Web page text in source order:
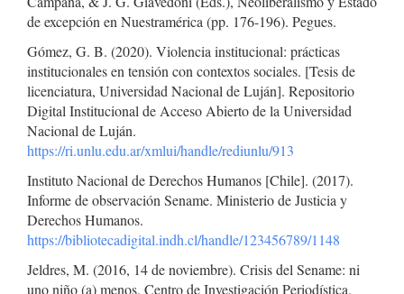
de excepción en Nuestramérica (pp. 176-196). Pegues.
Gómez, G. B. (2020). Violencia institucional: prácticas
institucionales en tensión con contextos sociales. [Tesis de
licenciatura, Universidad Nacional de Luján]. Repositorio
Digital Institucional de Acceso Abierto de la Universidad
Nacional de Luján.
https://ri.unlu.edu.ar/xmlui/handle/rediunlu/913
Instituto Nacional de Derechos Humanos [Chile]. (2017).
Informe de observación Sename. Ministerio de Justicia y
Derechos Humanos.
https://bibliotecadigital.indh.cl/handle/123456789/1148
Jeldres, M. (2016, 14 de noviembre). Crisis del Sename: ni
uno niño (a) menos. Centro de Investigación Periodística.